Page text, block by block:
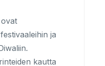
ja
kautta